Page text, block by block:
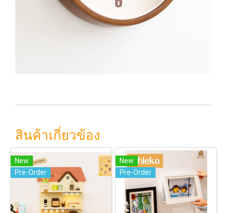
สินค้าเกี่ยวข้อง
New
Pre-Order
New
Pre-Order